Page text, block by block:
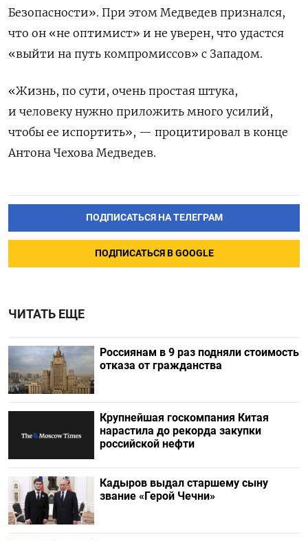
Безопасности». При этом Медведев признался,
что он «не оптимист» и не уверен, что удастся
«выйти на путь компромиссов» с Западом.
«Жизнь, по сути, очень простая штука,
и человеку нужно приложить много усилий,
чтобы ее испортить», — процитировал в конце
Антона Чехова Медведев.
ПОДПИСАТЬСЯ НА ТЕЛЕГРАМ
ПОДПИСАТЬСЯ В GOOGLE
ЧИТАТЬ ЕЩЕ
Россиянам в 9 раз подняли стоимость
отказа от гражданства
Крупнейшая госкомпания Китая
нарастила до рекорда закупки
российской нефти
Кадыров выдал старшему сыну
звание «Герой Чечни»